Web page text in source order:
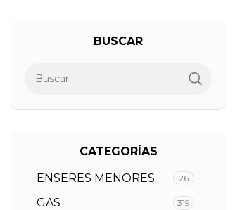
BUSCAR
CATEGORÍAS
ENSERES MENORES
26
GAS 319